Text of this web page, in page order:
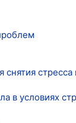
стресса
в условиях